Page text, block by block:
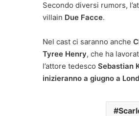
Secondo diversi rumors,
villain Due Facce.
Nel cast ci saranno anche
Tyree Henry, che ha
l’attore tedesco Sebastian
inizieranno a giugno a